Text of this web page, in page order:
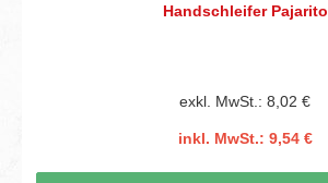
Handschleifer Pajarito
exkl. MwSt.: 8,02 €
inkl. MwSt.: 9,54 €